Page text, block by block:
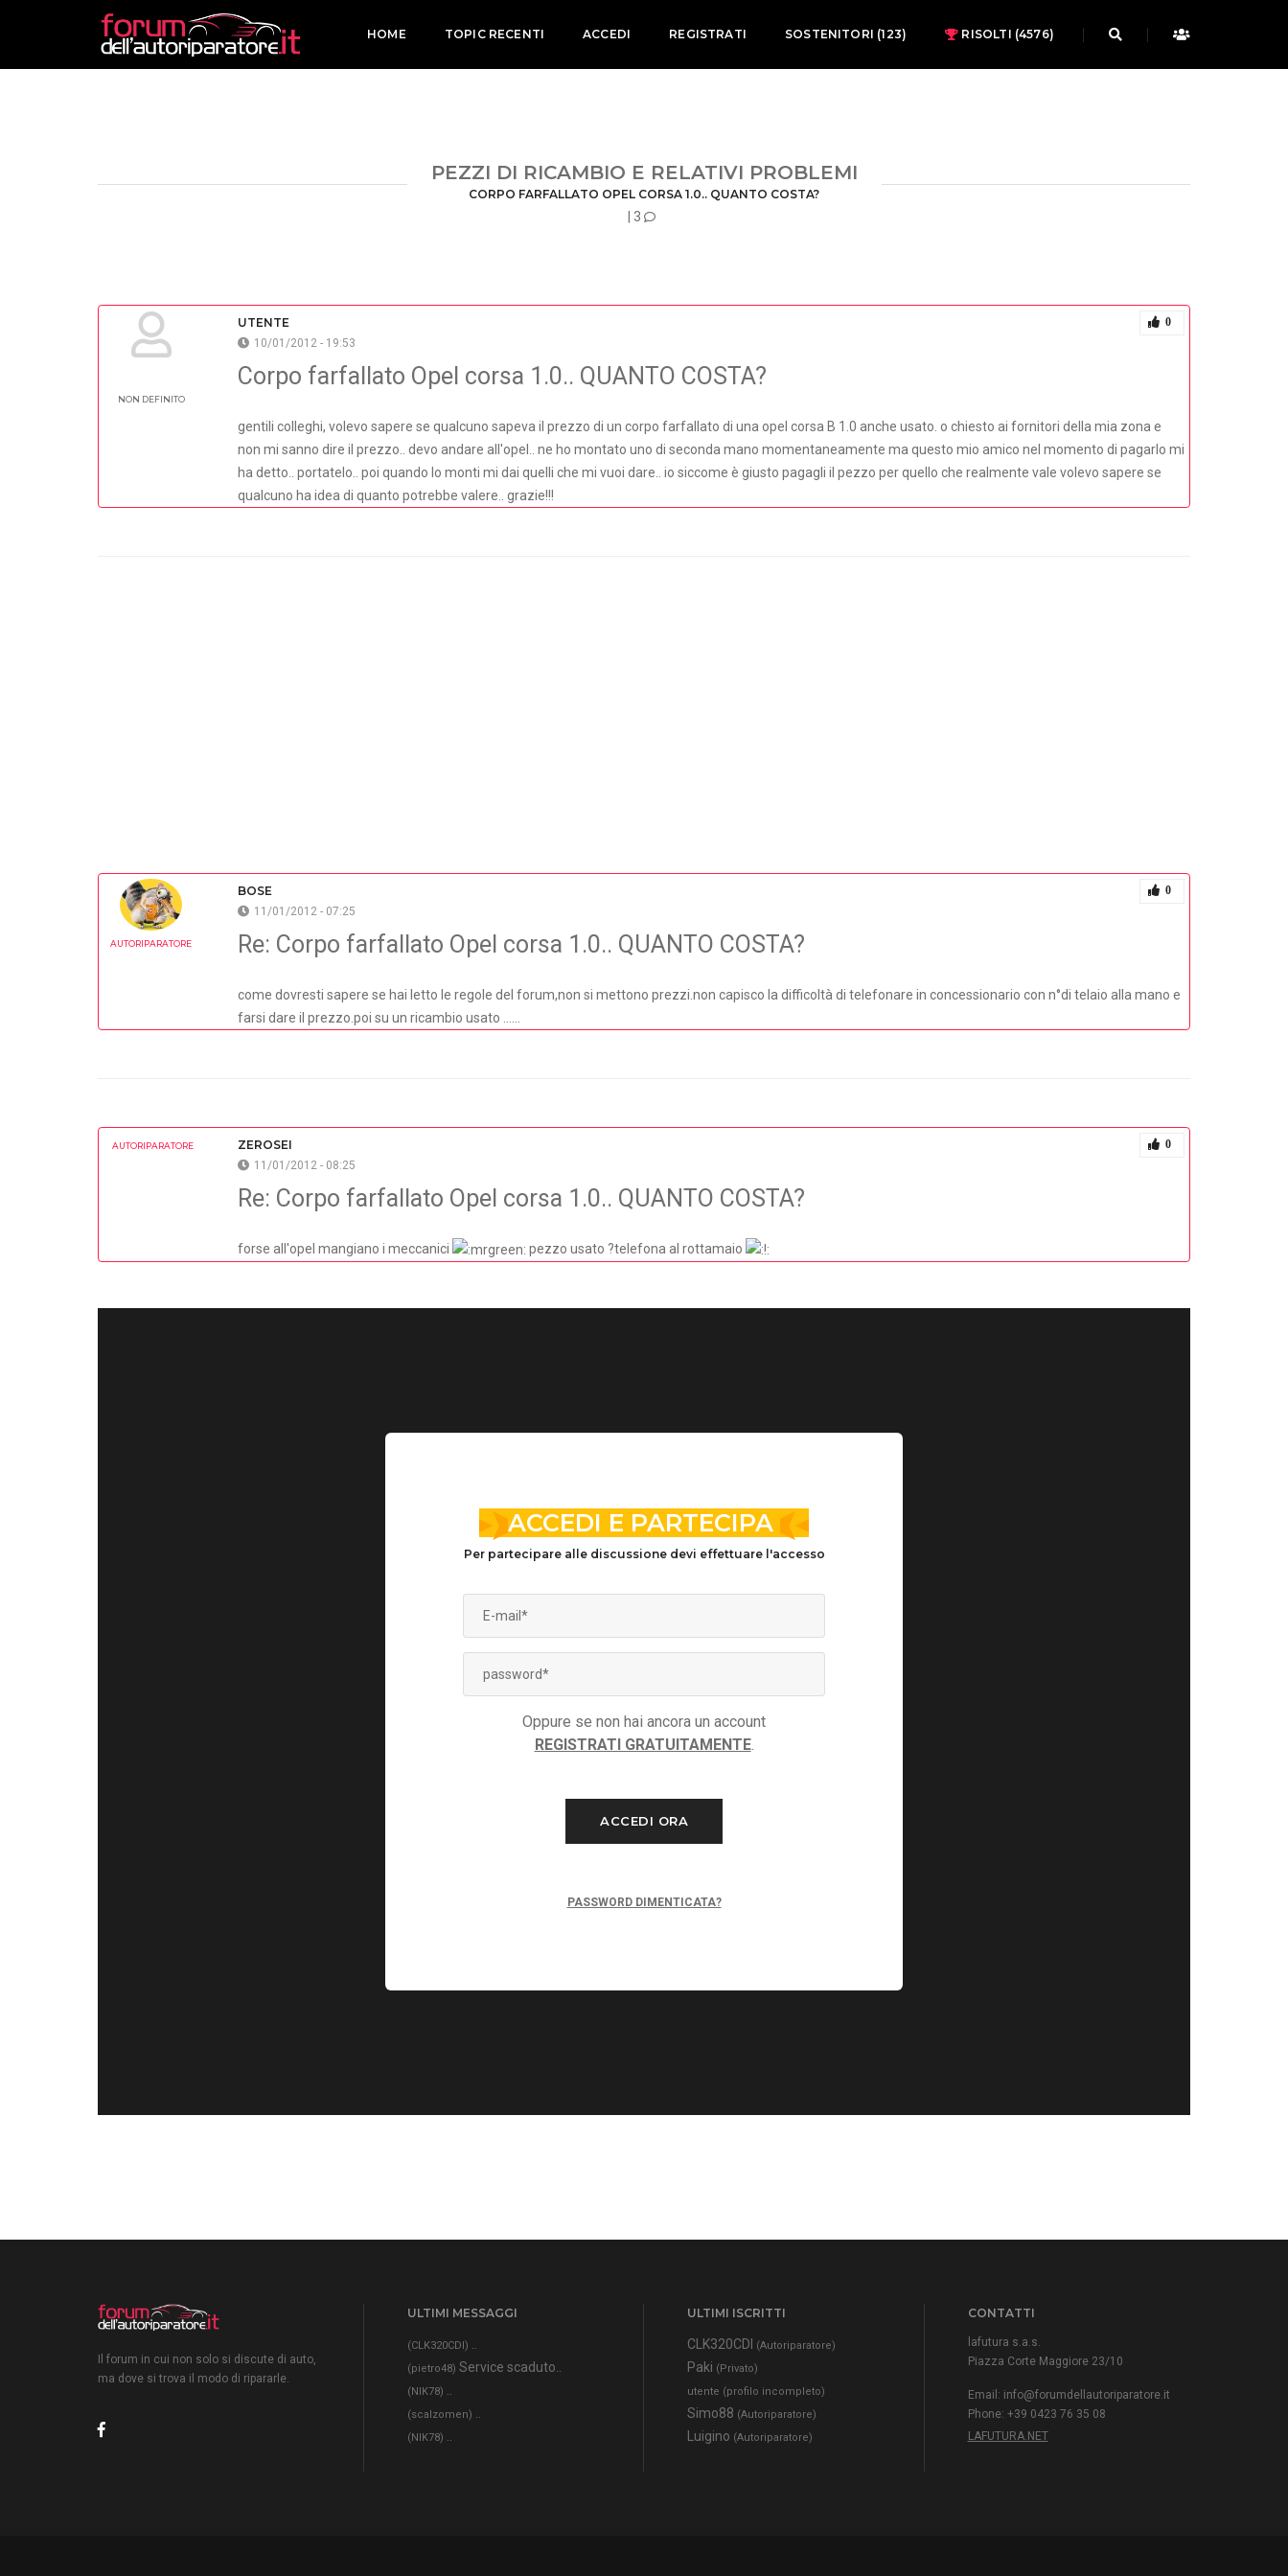
HOME TOPIC RECENTI ACCEDI REGISTRATI SOSTENITORI (123) RISOLTI (4576)
PEZZI DI RICAMBIO E RELATIVI PROBLEMI
CORPO FARFALLATO OPEL CORSA 1.0.. QUANTO COSTA?
| 3
NON DEFINITO
UTENTE 0
10/01/2012 - 19:53
Corpo farfallato Opel corsa 1.0.. QUANTO COSTA?
gentili colleghi, volevo sapere se qualcuno sapeva il prezzo di un corpo farfallato di una opel corsa B 1.0 anche usato. o chiesto ai fornitori della mia zona e
non mi sanno dire il prezzo.. devo andare all'opel.. ne ho montato uno di seconda mano momentaneamente ma questo mio amico nel momento di pagarlo mi
ha detto.. portatelo.. poi quando lo monti mi dai quelli che mi vuoi dare.. io siccome è giusto pagagli il pezzo per quello che realmente vale volevo sapere se
qualcuno ha idea di quanto potrebbe valere.. grazie!!!
AUTORIPARATORE
BOSE 0
11/01/2012 - 07:25
Re: Corpo farfallato Opel corsa 1.0.. QUANTO COSTA?
come dovresti sapere se hai letto le regole del forum,non si mettono prezzi.non capisco la difficoltà di telefonare in concessionario con n°di telaio alla mano e
farsi dare il prezzo.poi su un ricambio usato ......
AUTORIPARATORE ZEROSEI 0
11/01/2012 - 08:25
Re: Corpo farfallato Opel corsa 1.0.. QUANTO COSTA?
forse all'opel mangiano i meccanici pezzo usato ?telefona al rottamaio
ACCEDI E PARTECIPA
Per partecipare alle discussione devi effettuare l'accesso
Oppure se non hai ancora un account
REGISTRATI GRATUITAMENTE.
ACCEDI ORA
PASSWORD DIMENTICATA?
Il forum in cui non solo si discute di auto,
ma dove si trova il modo di ripararle.
ULTIMI MESSAGGI
(CLK320CDI)
(pietro48) Service scaduto..
(NIK78)
(scalzomen)
(NIK78)
ULTIMI ISCRITTI
CLK320CDI (Autoriparatore)
Paki (Privato)
utente (profilo incompleto)
Simo88 (Autoriparatore)
Luigino (Autoriparatore)
CONTATTI
lafutura s.a.s.
Piazza Corte Maggiore 23/10
Email: info@forumdellautoriparatore.it
Phone: +39 0423 76 35 08
LAFUTURA.NET